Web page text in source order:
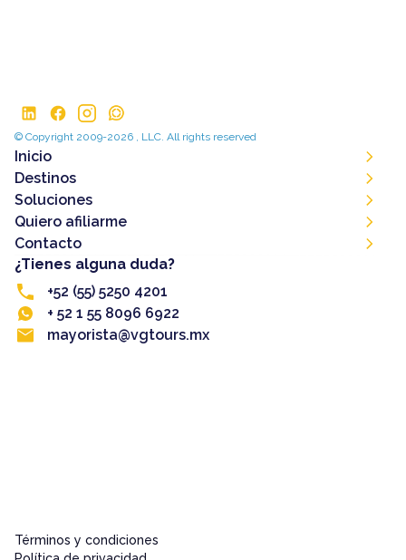
© Copyright 2009-2026 , LLC. All rights reserved
Inicio
Destinos
Soluciones
Quiero afiliarme
Contacto
¿Tienes alguna duda?
+52 (55) 5250 4201
+ 52 1 55 8096 6922
mayorista@vgtours.mx
Términos y condiciones